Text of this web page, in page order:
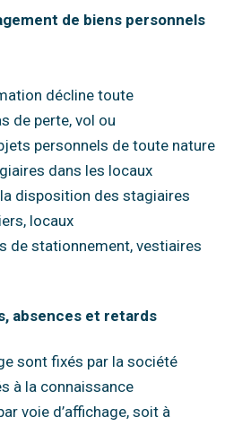
de biens personnels
décline toute
de perte, vol ou
personnels de toute nature
dans les locaux
disposition des stagiaires
locaux
de stationnement, vestiaires
absences et retards
sont fixés par la société
à la connaissance
voie d’affichage, soit à